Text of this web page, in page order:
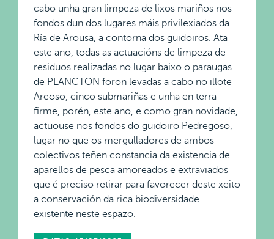
cabo unha gran limpeza de lixos mariños nos
fondos dun dos lugares máis privilexiados da
Ría de Arousa, a contorna dos guidoiros. Ata
este ano, todas as actuacións de limpeza de
residuos realizadas no lugar baixo o paraugas
de PLANCTON foron levadas a cabo no illote
Areoso, cinco submariñas e unha en terra
firme, porén, este ano, e como gran novidade,
actuouse nos fondos do guidoiro Pedregoso,
lugar no que os mergulladores de ambos
colectivos teñen constancia da existencia de
aparellos de pesca amoreados e extraviados
que é preciso retirar para favorecer deste xeito
a conservación da rica biodiversidade
existente neste espazo.